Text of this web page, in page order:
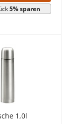
5% sparen
1,0l